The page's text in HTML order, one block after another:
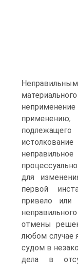
подлежащего
для
первой
привело или
отмены
любом случае
судом в
дела в